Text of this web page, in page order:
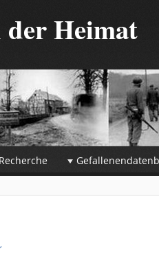
der Heimat
Recherche